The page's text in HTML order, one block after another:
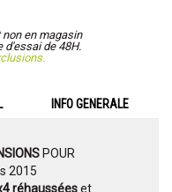
en magasin
d'essai de 48H.
INFO GENERALE
POUR
2015
réhausséeset